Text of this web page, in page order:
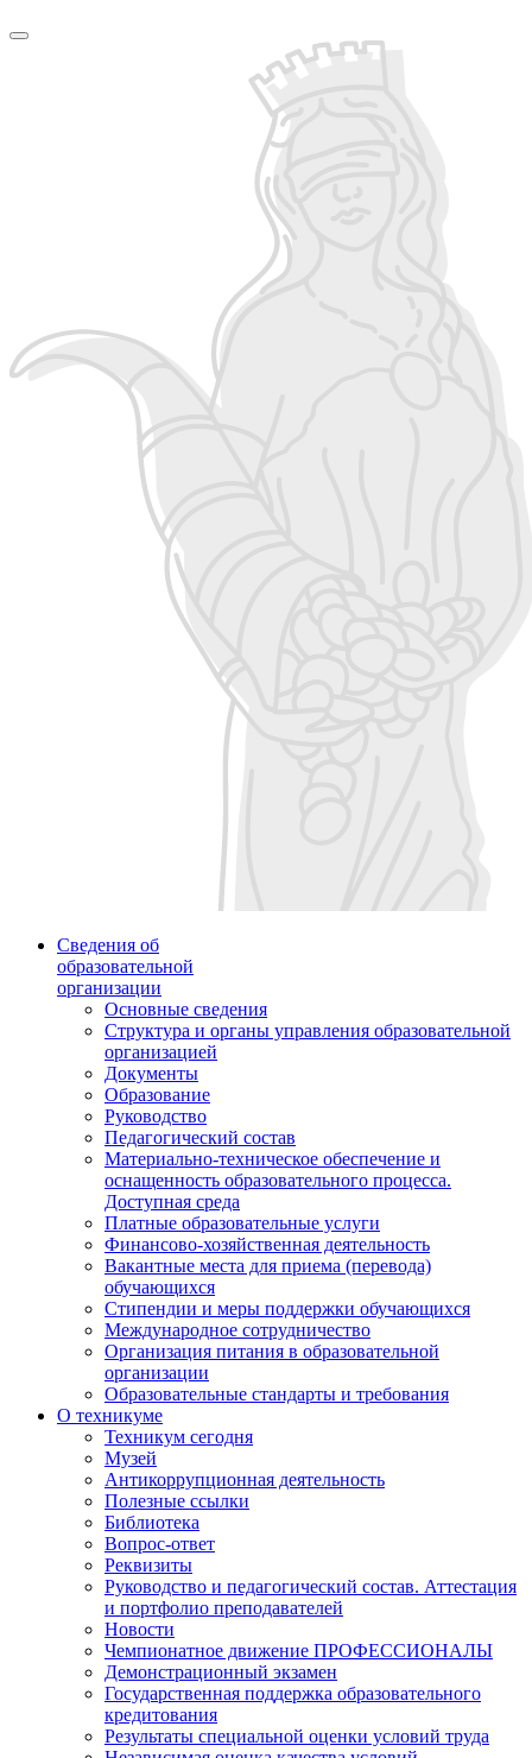
Сведения об
образовательной
организации
Основные сведения
Структура и органы управления образовательной
организацией
Документы
Образование
Руководство
Педагогический состав
Материально-техническое обеспечение и
оснащенность образовательного процесса.
Доступная среда
Платные образовательные услуги
Финансово-хозяйственная деятельность
Вакантные места для приема (перевода)
обучающихся
Стипендии и меры поддержки обучающихся
Международное сотрудничество
Организация питания в образовательной
организации
Образовательные стандарты и требования
О техникуме
Техникум сегодня
Музей
Антикоррупционная деятельность
Полезные ссылки
Библиотека
Вопрос-ответ
Реквизиты
Руководство и педагогический состав. Аттестация
и портфолио преподавателей
Новости
Чемпионатное движение ПРОФЕССИОНАЛЫ
Демонстрационный экзамен
Государственная поддержка образовательного
кредитования
Результаты специальной оценки условий труда